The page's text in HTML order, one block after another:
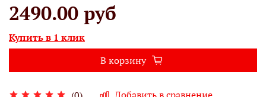
2490.00 руб
Купить в 1 клик
В корзину